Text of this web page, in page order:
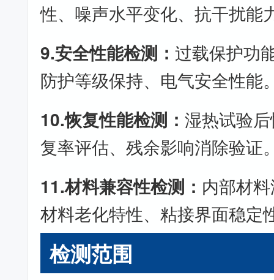
性、噪声水平变化、抗干扰能
9.安全性能检测：过载保护功
防护等级保持、电气安全性能
10.恢复性能检测：湿热试验
复率评估、残余影响消除验证
11.材料兼容性检测： 内部材
材料老化特性、粘接界面稳定
检测范围